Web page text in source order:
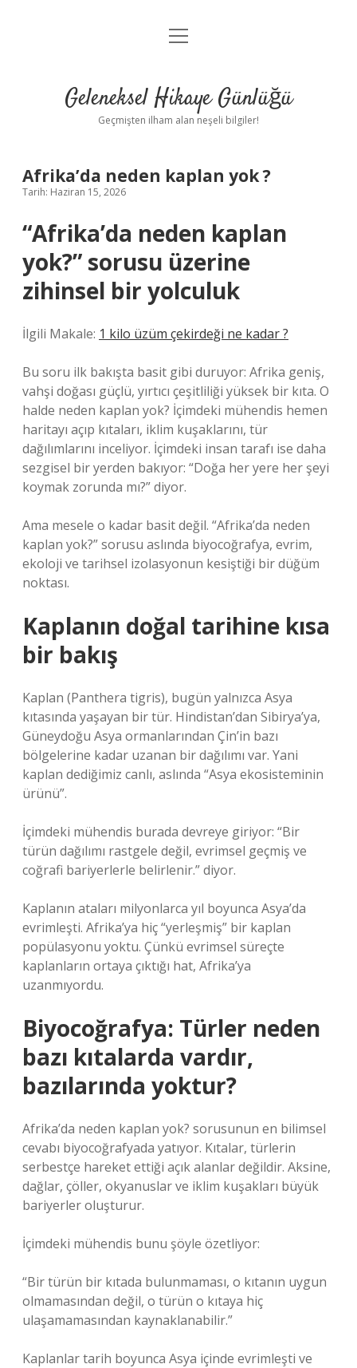
Anasayfa
Yasal Uyarı
menüyü
Geleneksel Hikaye Günlüğü
Geçmişten ilham alan neşeli bilgiler!
Afrika’da neden kaplan yok ?
Tarih: Haziran 15, 2026
“Afrika’da neden kaplan
yok?” sorusu üzerine
zihinsel bir yolculuk
İlgili Makale: 1 kilo üzüm çekirdeği ne kadar ?
Bu soru ilk bakışta basit gibi duruyor: Afrika geniş,
vahşi doğası güçlü, yırtıcı çeşitliliği yüksek bir kıta. O
halde neden kaplan yok? İçimdeki mühendis hemen
haritayı açıp kıtaları, iklim kuşaklarını, tür
dağılımlarını inceliyor. İçimdeki insan tarafı ise daha
sezgisel bir yerden bakıyor: “Doğa her yere her şeyi
koymak zorunda mı?” diyor.
Ama mesele o kadar basit değil. “Afrika’da neden
kaplan yok?” sorusu aslında biyocoğrafya, evrim,
ekoloji ve tarihsel izolasyonun kesiştiği bir düğüm
noktası.
Kaplanın doğal tarihine kısa
bir bakış
Kaplan (Panthera tigris), bugün yalnızca Asya
kıtasında yaşayan bir tür. Hindistan’dan Sibirya’ya,
Güneydoğu Asya ormanlarından Çin’in bazı
bölgelerine kadar uzanan bir dağılımı var. Yani
kaplan dediğimiz canlı, aslında “Asya ekosisteminin
ürünü”.
İçimdeki mühendis burada devreye giriyor: “Bir
türün dağılımı rastgele değil, evrimsel geçmiş ve
coğrafi bariyerlerle belirlenir.” diyor.
Kaplanın ataları milyonlarca yıl boyunca Asya’da
evrimleşti. Afrika’ya hiç “yerleşmiş” bir kaplan
popülasyonu yoktu. Çünkü evrimsel süreçte
kaplanların ortaya çıktığı hat, Afrika’ya
uzanmıyordu.
Biyocoğrafya: Türler neden
bazı kıtalarda vardır,
bazılarında yoktur?
Afrika’da neden kaplan yok? sorusunun en bilimsel
cevabı biyocoğrafyada yatıyor. Kıtalar, türlerin
serbestçe hareket ettiği açık alanlar değildir. Aksine,
dağlar, çöller, okyanuslar ve iklim kuşakları büyük
bariyerler oluşturur.
İçimdeki mühendis bunu şöyle özetliyor:
“Bir türün bir kıtada bulunmaması, o kıtanın uygun
olmamasından değil, o türün o kıtaya hiç
ulaşamamasından kaynaklanabilir.”
Kaplanlar tarih boyunca Asya içinde evrimleşti ve